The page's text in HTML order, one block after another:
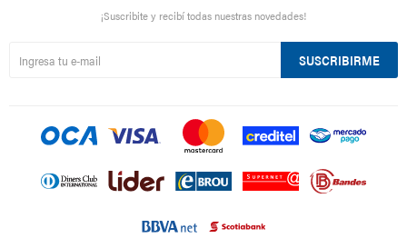
¡Suscribite y recibí todas nuestras novedades!
SUSCRIBIRME